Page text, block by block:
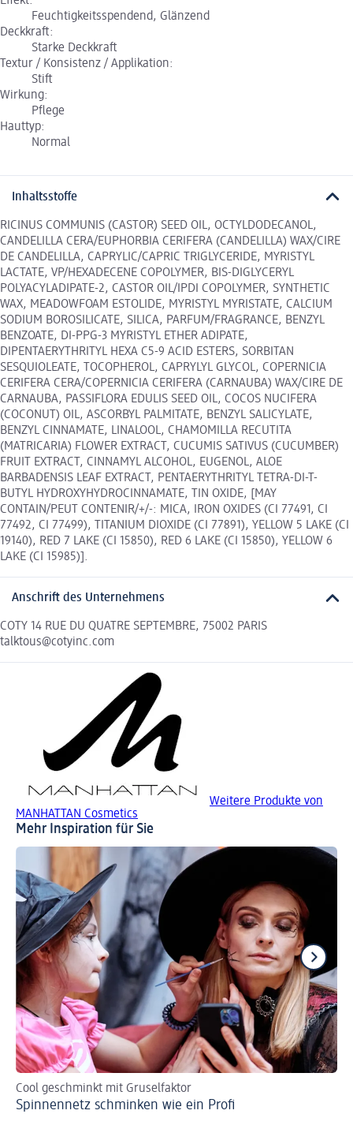
Feuchtigkeitsspendend, Glänzend
Deckkraft:
Starke Deckkraft
Textur / Konsistenz / Applikation:
Stift
Wirkung:
Pflege
Hauttyp:
Normal
Inhaltsstoffe
RICINUS COMMUNIS (CASTOR) SEED OIL, OCTYLDODECANOL,
CANDELILLA CERA/EUPHORBIA CERIFERA (CANDELILLA) WAX/CIRE
DE CANDELILLA, CAPRYLIC/CAPRIC TRIGLYCERIDE, MYRISTYL
LACTATE, VP/HEXADECENE COPOLYMER, BIS-DIGLYCERYL
POLYACYLADIPATE-2, CASTOR OIL/IPDI COPOLYMER, SYNTHETIC
WAX, MEADOWFOAM ESTOLIDE, MYRISTYL MYRISTATE, CALCIUM
SODIUM BOROSILICATE, SILICA, PARFUM/FRAGRANCE, BENZYL
BENZOATE, DI-PPG-3 MYRISTYL ETHER ADIPATE,
DIPENTAERYTHRITYL HEXA C5-9 ACID ESTERS, SORBITAN
SESQUIOLEATE, TOCOPHEROL, CAPRYLYL GLYCOL, COPERNICIA
CERIFERA CERA/COPERNICIA CERIFERA (CARNAUBA) WAX/CIRE DE
CARNAUBA, PASSIFLORA EDULIS SEED OIL, COCOS NUCIFERA
(COCONUT) OIL, ASCORBYL PALMITATE, BENZYL SALICYLATE,
BENZYL CINNAMATE, LINALOOL, CHAMOMILLA RECUTITA
(MATRICARIA) FLOWER EXTRACT, CUCUMIS SATIVUS (CUCUMBER)
FRUIT EXTRACT, CINNAMYL ALCOHOL, EUGENOL, ALOE
BARBADENSIS LEAF EXTRACT, PENTAERYTHRITYL TETRA-DI-T-
BUTYL HYDROXYHYDROCINNAMATE, TIN OXIDE, [MAY
CONTAIN/PEUT CONTENIR/+/-: MICA, IRON OXIDES (CI 77491, CI
77492, CI 77499), TITANIUM DIOXIDE (CI 77891), YELLOW 5 LAKE (CI
19140), RED 7 LAKE (CI 15850), RED 6 LAKE (CI 15850), YELLOW 6
LAKE (CI 15985)].
Anschrift des Unternehmens
COTY 14 RUE DU QUATRE SEPTEMBRE, 75002 PARIS
talktous@cotyinc.com
Weitere Produkte von
MANHATTAN Cosmetics
Mehr Inspiration für Sie
Cool geschminkt mit Gruselfaktor
Spinnennetz schminken wie ein Profi